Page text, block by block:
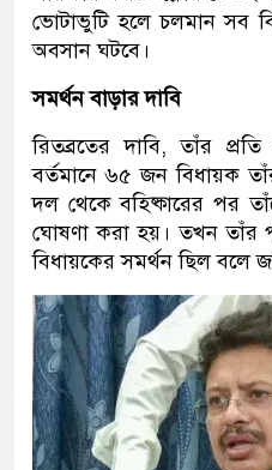
ভোটাভুটি হলে চলমান সব
অবসান ঘটবে।
সমর্থন বাড়ার দাবি
রিতব্রতের দাবি, তাঁর
বর্তমানে ৬৫ জন বিধায়ক
দল থেকে বহিষ্কারের পর
ঘোষণা করা হয়। তখন তাঁর
বিধায়কের সমর্থন ছিল বলে